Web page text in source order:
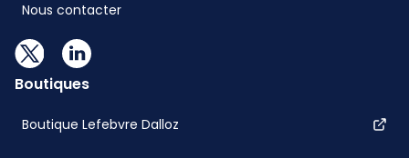
Nous contacter
Boutiques
Boutique Lefebvre Dalloz